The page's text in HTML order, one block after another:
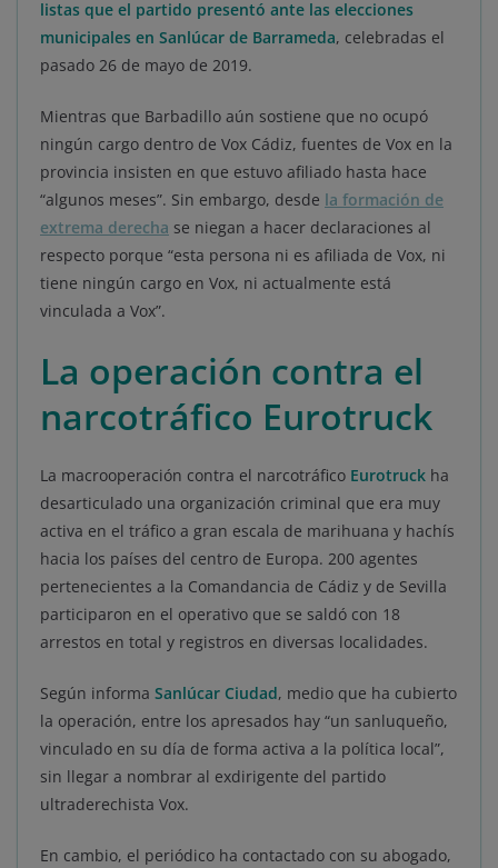
listas que el partido presentó ante las elecciones
municipales en Sanlúcar de Barrameda, celebradas el
pasado 26 de mayo de 2019.
Mientras que Barbadillo aún sostiene que no ocupó
ningún cargo dentro de Vox Cádiz, fuentes de Vox en la
provincia insisten en que estuvo afiliado hasta hace
“algunos meses”. Sin embargo, desde la formación de
extrema derecha se niegan a hacer declaraciones al
respecto porque “esta persona ni es afiliada de Vox, ni
tiene ningún cargo en Vox, ni actualmente está
vinculada a Vox”.
La operación contra el
narcotráfico Eurotruck
La macrooperación contra el narcotráfico Eurotruck ha
desarticulado una organización criminal que era muy
activa en el tráfico a gran escala de marihuana y hachís
hacia los países del centro de Europa. 200 agentes
pertenecientes a la Comandancia de Cádiz y de Sevilla
participaron en el operativo que se saldó con 18
arrestos en total y registros en diversas localidades.
Según informa Sanlúcar Ciudad, medio que ha cubierto
la operación, entre los apresados hay “un sanluqueño,
vinculado en su día de forma activa a la política local”,
sin llegar a nombrar al exdirigente del partido
ultraderechista Vox.
En cambio, el periódico ha contactado con su abogado,